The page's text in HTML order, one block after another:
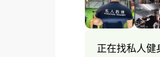
180 第六名
正在找私人健